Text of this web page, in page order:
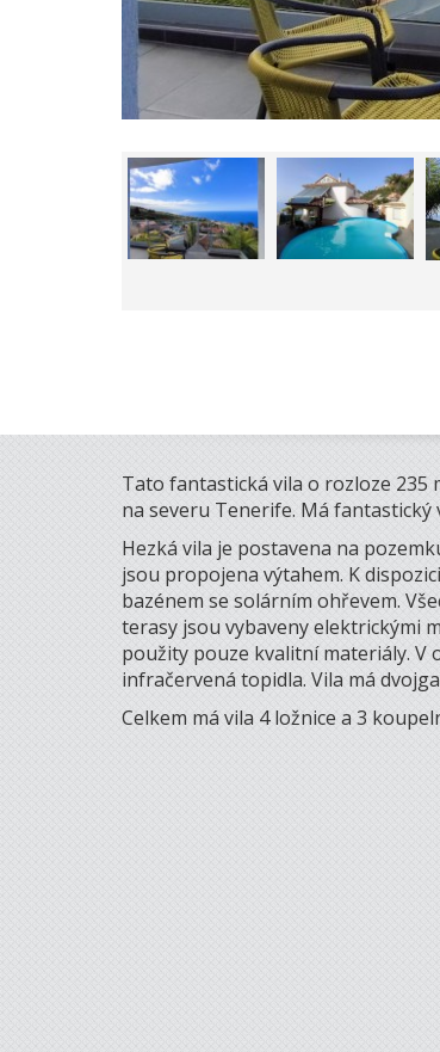
Tato fantastická vila o rozloze 235
na severu Tenerife. Má fantastický
Hezká vila je postavena na
jsou propojena výtahem. K
bazénem se solárním ohřevem.
terasy jsou vybaveny elektrickými
použity pouze kvalitní materiály. V
infračervená topidla. Vila má
Celkem má vila 4 ložnice a 3